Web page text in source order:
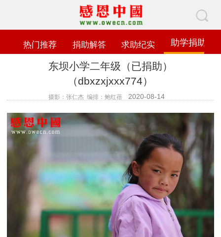
热门推荐 捐助解答 求助纪实 助学捐助
东坝小学二年级（已捐助）
（dbxzxjxxx774）
摄影：张仁杰 编排：鲍红蓓 2020-08-14